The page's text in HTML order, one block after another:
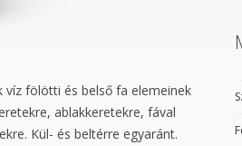
fölötti és belső fa elemeinek
ablakkeretekre, fával
Kül- és beltérre egyaránt.